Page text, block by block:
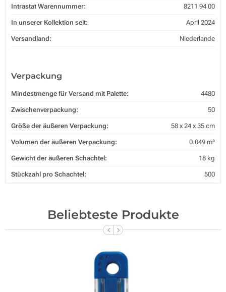
Intrastat Warennummer: 8211 94 00
In unserer Kollektion seit: April 2024
Versandland: Niederlande
Verpackung
Mindestmenge für Versand mit Palette: 4480
Zwischenverpackung: 50
Größe der äußeren Verpackung: 58 x 24 x 35 cm
Volumen der äußeren Verpackung: 0.049 m³
Gewicht der äußeren Schachtel: 18 kg
Stückzahl pro Schachtel: 500
Beliebteste Produkte